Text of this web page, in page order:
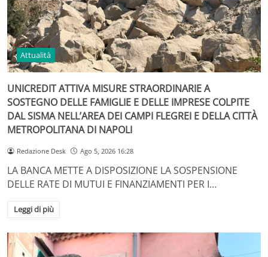
Attualità
UNICREDIT ATTIVA MISURE STRAORDINARIE A
SOSTEGNO DELLE FAMIGLIE E DELLE IMPRESE COLPITE
DAL SISMA NELL’AREA DEI CAMPI FLEGREI E DELLA CITTÀ
METROPOLITANA DI NAPOLI
Redazione Desk Ago 5, 2026 16:28
LA BANCA METTE A DISPOSIZIONE LA SOSPENSIONE
DELLE RATE DI MUTUI E FINANZIAMENTI PER I…
Leggi di più